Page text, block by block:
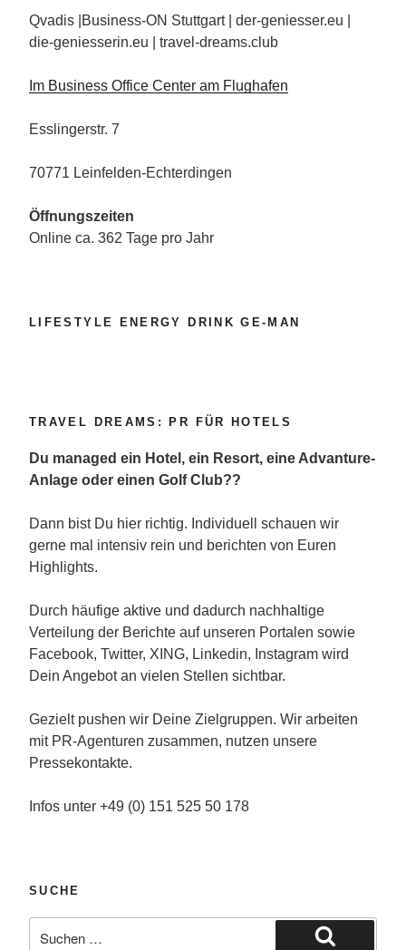
Qvadis |Business-ON Stuttgart | der-geniesser.eu |
die-geniesserin.eu | travel-dreams.club
Im Business Office Center am Flughafen
Esslingerstr. 7
70771 Leinfelden-Echterdingen
Öffnungszeiten
Online ca. 362 Tage pro Jahr
LIFESTYLE ENERGY DRINK GE-MAN
TRAVEL DREAMS: PR FÜR HOTELS
Du managed ein Hotel, ein Resort, eine Advanture-
Anlage oder einen Golf Club??
Dann bist Du hier richtig. Individuell schauen wir
gerne mal intensiv rein und berichten von Euren
Highlights.
Durch häufige aktive und dadurch nachhaltige
Verteilung der Berichte auf unseren Portalen sowie
Facebook, Twitter, XING, Linkedin, Instagram wird
Dein Angebot an vielen Stellen sichtbar.
Gezielt pushen wir Deine Zielgruppen. Wir arbeiten
mit PR-Agenturen zusammen, nutzen unsere
Pressekontakte.
Infos unter +49 (0) 151 525 50 178
SUCHE